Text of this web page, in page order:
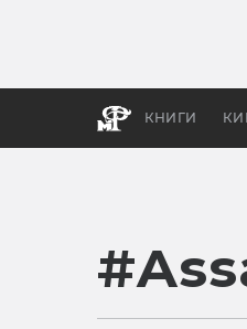
КНИГИ
#